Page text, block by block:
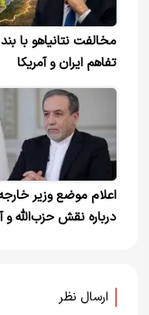
مخالفت نتانیاهو با
تفاهم ایران و آمریکا
اعلام موضع وزیر
درباره نقش حزب‌الله و
ارسال نظر